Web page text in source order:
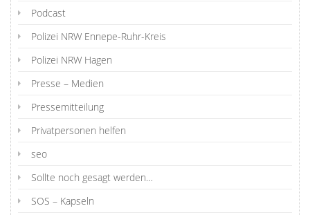
Podcast
Polizei NRW Ennepe-Ruhr-Kreis
Polizei NRW Hagen
Presse – Medien
Pressemitteilung
Privatpersonen helfen
seo
Sollte noch gesagt werden…
SOS – Kapseln